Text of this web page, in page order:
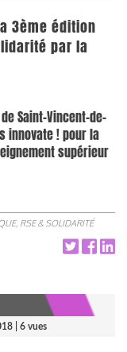
3ème édition
par la
Saint-Vincent-de-
innovate ! pour la
supérieur
RSE & SOLIDARITÉ
| 6 vues